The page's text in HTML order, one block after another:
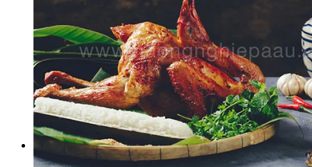
Khởi Sự Kinh Doanh Cafe – Chuỗi Cafe
Bí Quyết Khởi Nghiệp Mô Hình Đồ Uống
Kinh Doanh Mô Hình Đồ Uống Thịnh Hành
Kinh Doanh Chuỗi Và Nhượng Quyền
Tiếng Anh Chuyên Ngành Pha Chế
Học Làm Kem
Học Pha Chế Trà Sữa
Chuyên Đề Pha Chế
Video Dạy Pha Chế
Làm Bánh
Nghiệp Vụ Bếp Trưởng Bếp Bánh